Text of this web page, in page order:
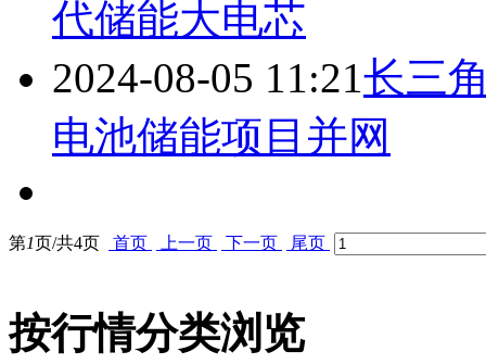
代储能大电芯
2024-08-05 11:21长三
电池储能项目并网
第1页/共4页 首页 上一页 下一页 尾页
按行情分类浏览